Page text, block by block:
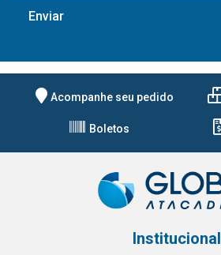
Acompanhe seu pedido
Boletos
Institucional